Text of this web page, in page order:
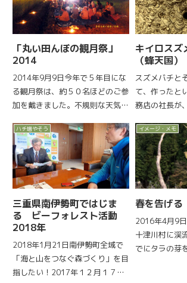
「丸い田んぼの観月祭」
2014
2014年9月9日今年で５年目にな
る観月祭は、約５０名ほどのご参
加を戴きました。不規則な天気の
った空にお月さんが、春日山と高
円山の間からしっかりと顔を出し
てくれました。美しかったです
ね。琴演奏の田中昌子さん、尺...
キイロスズ
（蜂天国）
スズメバチと
て、作ったと
務店の社長が
たスズメバチ
をビーフォレ
見に行きまし
蜂天国に入る
の...
ハチ増やそう
三重県南伊勢町ではじま
る ビーフォレスト活動
2018年
2018年1月21日南伊勢町全域で
「海と山をつなぐ森づくり」を目
指したい！2017年１２月１７日
イメージ・メモ
春を告げる
2016年4月9
十津川村に渓
でにタラの芽